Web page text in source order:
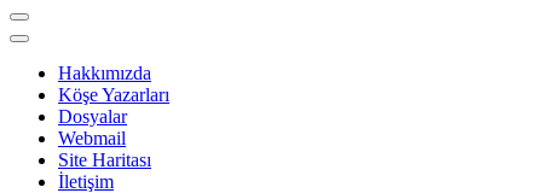
Hakkımızda
Köşe Yazarları
Dosyalar
Webmail
Site Haritası
İletişim